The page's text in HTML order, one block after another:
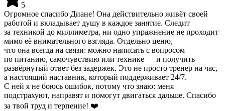
5
Огромное спасибо Диане! Она действительно живёт своей
работой и вкладывает душу в каждое занятие. Следит
за техникой до миллиметра, ни одно упражнение не проходит
мимо её внимательного взгляда. Отдельно ценю,
что она всегда на связи: можно написать с вопросом
по питанию, самочувствию или технике — и получить
развёрнутый ответ без задержек. Это не просто тренер на час,
а настоящий наставник, который поддерживает 24/7.
С ней я не боюсь ошибок, потому что знаю: меня
подстрахуют, направят и помогут двигаться дальше. Спасибо
за твой труд и терпение! ❤️